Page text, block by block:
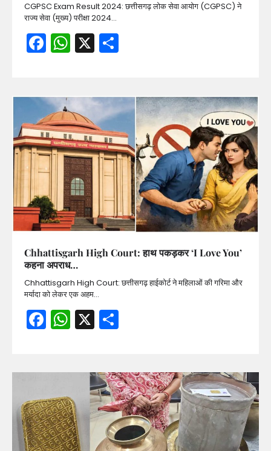
CGPSC Exam Result 2024: छत्तीसगढ़ लोक सेवा आयोग (CGPSC) ने
राज्य सेवा (मुख्य) परीक्षा 2024…
Facebook
WhatsApp
X
Chhattisgarh High Court: हाथ पकड़कर ‘I Love You’
कहना अपराध…
Chhattisgarh High Court: छत्तीसगढ़ हाईकोर्ट ने महिलाओं की गरिमा और
मर्यादा को लेकर एक अहम…
Facebook
WhatsApp
X